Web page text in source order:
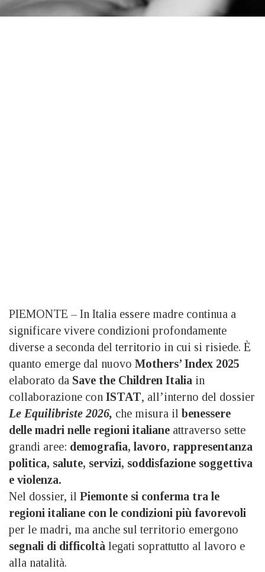
PIEMONTE – In Italia essere madre continua a
significare vivere condizioni profondamente
diverse a seconda del territorio in cui si risiede. È
quanto emerge dal nuovo Mothers’ Index 2025
elaborato da Save the Children Italia in
collaborazione con ISTAT, all’interno del dossier
Le Equilibriste 2026, che misura il benessere
delle madri nelle regioni italiane attraverso sette
grandi aree: demografia, lavoro, rappresentanza
politica, salute, servizi, soddisfazione soggettiva
e violenza.
Nel dossier, il Piemonte si conferma tra le
regioni italiane con le condizioni più favorevoli
per le madri, ma anche sul territorio emergono
segnali di difficoltà legati soprattutto al lavoro e
alla natalità.